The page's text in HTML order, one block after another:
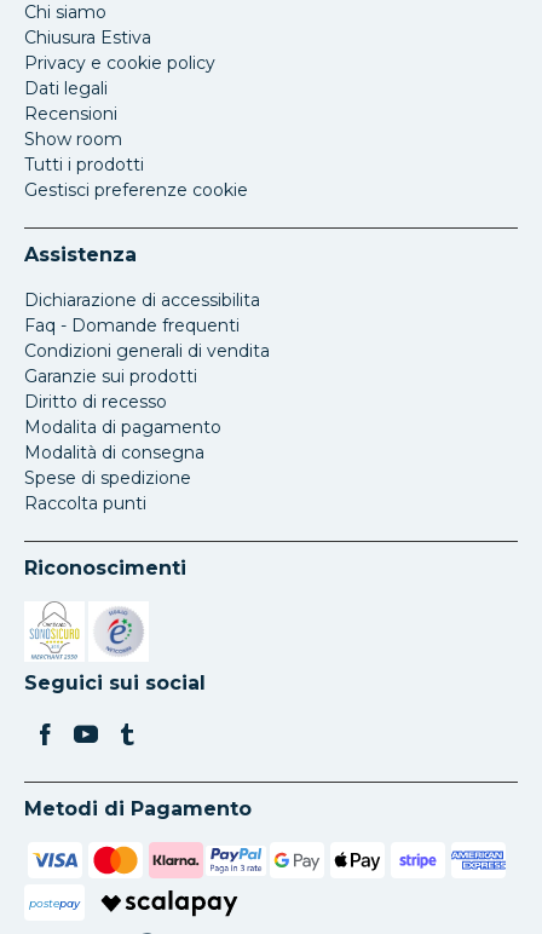
Chi siamo
Chiusura Estiva
Privacy e cookie policy
Dati legali
Recensioni
Show room
Tutti i prodotti
Gestisci preferenze cookie
Assistenza
Dichiarazione di accessibilita
Faq - Domande frequenti
Condizioni generali di vendita
Garanzie sui prodotti
Diritto di recesso
Modalita di pagamento
Modalità di consegna
Spese di spedizione
Raccolta punti
Riconoscimenti
Si apre in una nuova scheda
Si apre in una nuova scheda
Seguici sui social
Metodi di Pagamento
postepay